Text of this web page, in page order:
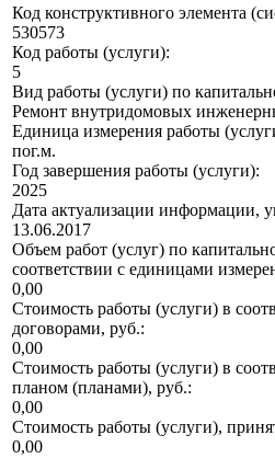
Код конструктивного элемента
530573
Код работы (услуги):
5
Вид работы (услуги) по
Ремонт внутридомовых
Единица измерения работы
пог.м.
Год завершения работы (услуги):
2025
Дата актуализации информации,
13.06.2017
Объем работ (услуг) по
соответствии с единицами
0,00
Стоимость работы (услуги) в
договорами, руб.:
0,00
Стоимость работы (услуги) в
планом (планами), руб.:
0,00
Стоимость работы (услуги),
0,00